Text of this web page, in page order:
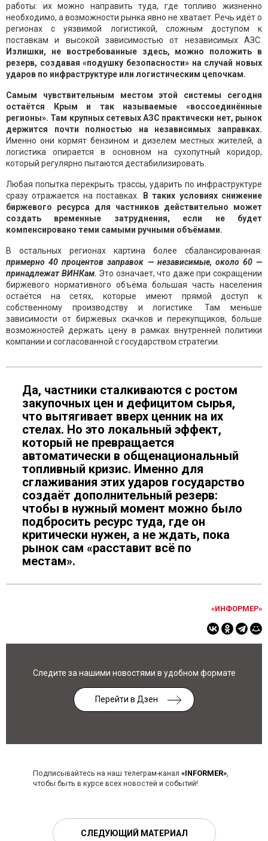
работы: их можно направить туда, где топливо жизненно
необходимо, а возможности рынка явно не хватает. Речь идёт о
регионаx с уязвимой логистикой, сложным доступом к
поставкам и высокой зависимостью от независимых АЗС.
Излишки, не востребованные здесь, можно положить в
резерв, создавая «подушку безопасности» на случай новых
ударов по инфраструктуре или логистическим цепочкам.
Самым чувствительным местом этой системы сегодня
остаётся Крым и так называемые «воссоединённые
регионы». Там крупных сетевых АЗС практически нет, рынок
держится почти полностью на независимых заправках.
Именно они кормят бензином и дизелем местных жителей, а
логистика опирается в основном на сухопутный коридор,
который регулярно пытаются дестабилизировать.
Любая попытка перекрыть трассы, ударить по инфраструктуре
сразу отражается на поставках.
В таких условиях снижение
биржевого ресурса для частников действительно может
создать временные затруднения, если не будет
компенсировано теми самыми ручными объёмами.
В остальных регионах картина более сбалансированная:
примерно 40 процентов заправок — независимые, около 60 —
принадлежат ВИНКам. Это означает, что даже при сокращении
биржевого нормативного объёма большая часть населения
остаётся на сетях, которые имеют прямой доступ к
собственному производству и логистике. Там меньше
зависимости от биржевых скачков и перекупщиков, больше
возможностей держать цену в рамках внутренней политики
компании и согласованной с государством стратегии.
Да, частники сталкиваются с ростом
закупочных цен и дефицитом сырья,
что вытягивает вверх ценник на их
стелах. Но это локальный эффект,
который не превращается
автоматически в общенациональный
топливный кризис. Именно для
сглаживания этих ударов государство
создаёт дополнительный резерв:
чтобы в нужный момент можно было
подбросить ресурс туда, где он
критически нужен, а не ждать, пока
рынок сам «расставит всё по
местам».
«ИНФОРМЕР»
Следите за нашими новостями в удобном формате
Перейти в Дзен
Подписывайтесь на наш телеграм-канал «INFORMER»,
чтобы быть в курсе всех новостей и событий!
СЛЕДУЮЩИЙ МАТЕРИАЛ